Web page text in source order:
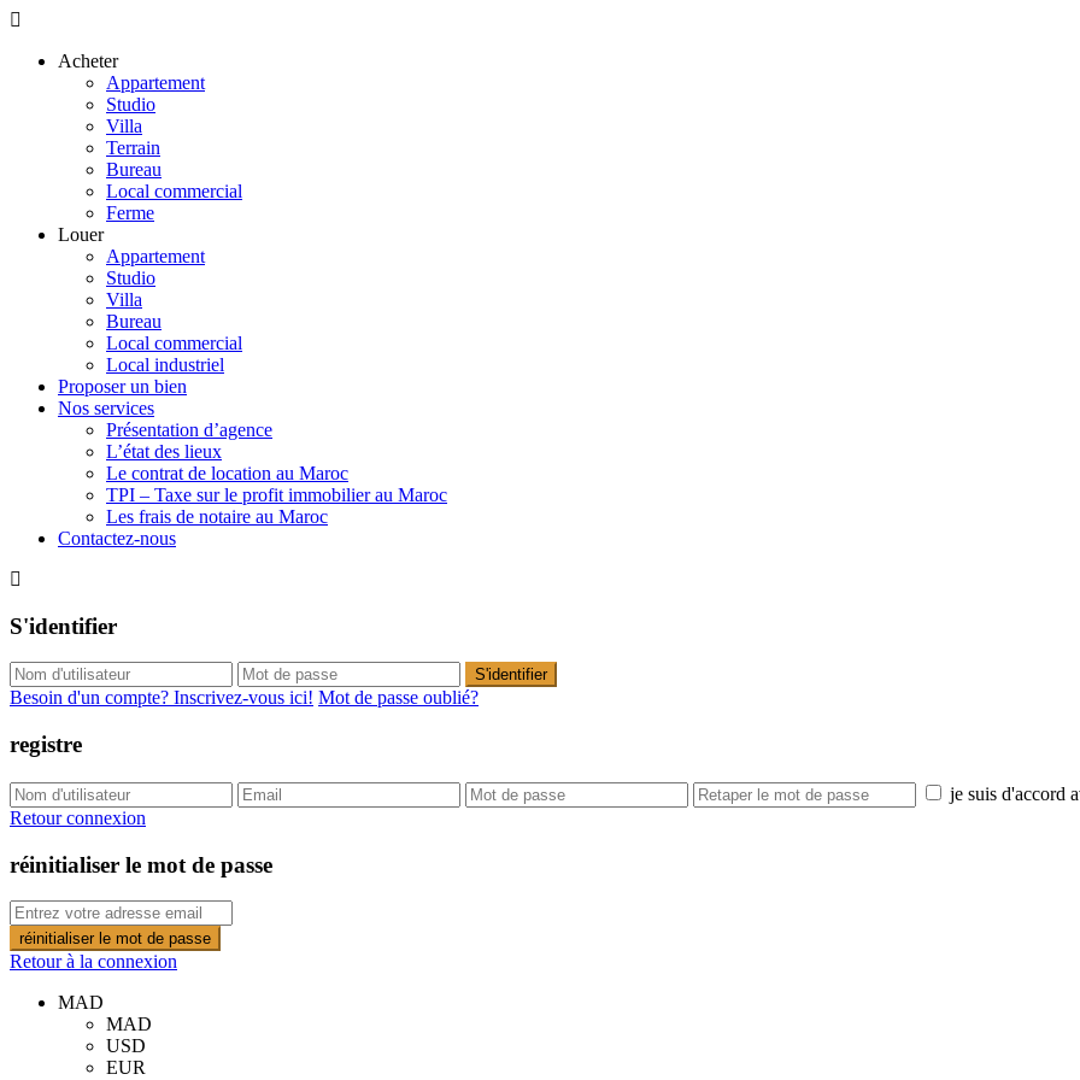
Acheter
Appartement
Studio
Villa
Terrain
Bureau
Local commercial
Ferme
Louer
Appartement
Studio
Villa
Bureau
Local commercial
Local industriel
Proposer un bien
Nos services
Présentation d’agence
L’état des lieux
Le contrat de location au Maroc
TPI – Taxe sur le profit immobilier au Maroc
Les frais de notaire au Maroc
Contactez-nous
S'identifier
S'identifier
Besoin d'un compte? Inscrivez-vous ici! Mot de passe oublié?
registre
je suis d'accord
Retour connexion
réinitialiser le mot de passe
réinitialiser le mot de passe
Retour à la connexion
MAD
MAD
USD
EUR